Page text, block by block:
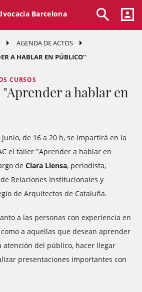
Barcelona
AGENDA DE ACTOS
A HABLAR EN PÚBLICO"
CURSOS
a hablar en
de 16 a 20 h, se impartirá en la
el taller "Aprender a hablar en
de Clara Llensa, periodista,
Relaciones Institucionales y
de Arquitectos de Cataluña.
a las personas con experiencia en
a aquellas que desean aprender
atención del público, hacer llegar
presentaciones importantes con